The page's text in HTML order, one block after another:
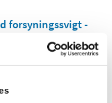
forsyningssvigt -
over markedsførte